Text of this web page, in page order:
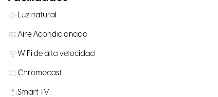
Luz natural
Aire Acondicionado
WiFi de alta velocidad
Chromecast
Smart TV